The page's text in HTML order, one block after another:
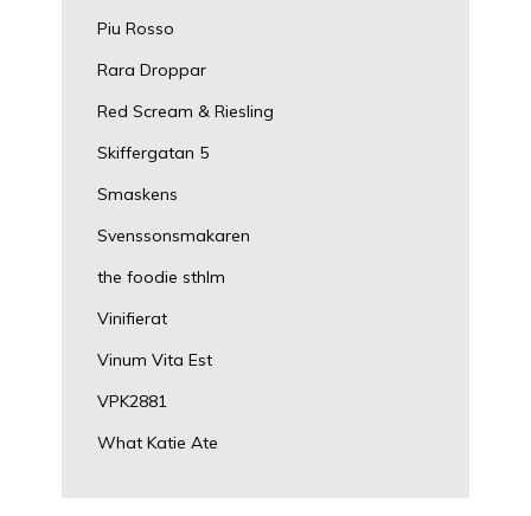
Piu Rosso
Rara Droppar
Red Scream & Riesling
Skiffergatan 5
Smaskens
Svenssonsmakaren
the foodie sthlm
Vinifierat
Vinum Vita Est
VPK2881
What Katie Ate